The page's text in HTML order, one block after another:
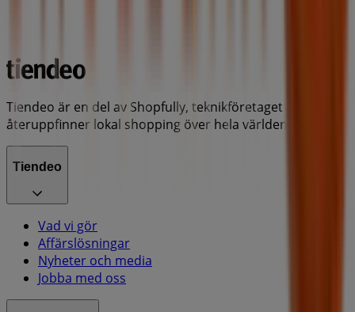
Tiendeo är en del av Shopfully, teknikföretaget som
återuppfinner lokal shopping över hela världen.
Tiendeo
Vad vi gör
Affärslösningar
Nyheter och media
Jobba med oss